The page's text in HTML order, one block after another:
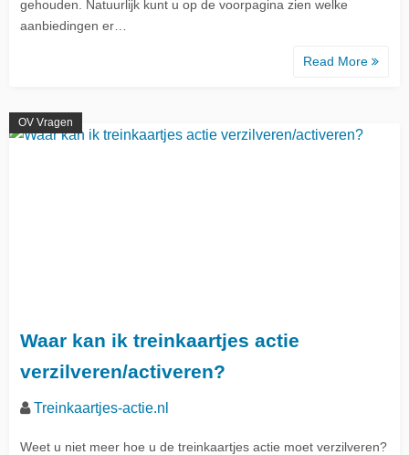
gehouden. Natuurlijk kunt u op de voorpagina zien welke
aanbiedingen er…
Read More
OV Vragen
Waar kan ik treinkaartjes actie
verzilveren/activeren?
Treinkaartjes-actie.nl
Weet u niet meer hoe u de treinkaartjes actie moet verzilveren?